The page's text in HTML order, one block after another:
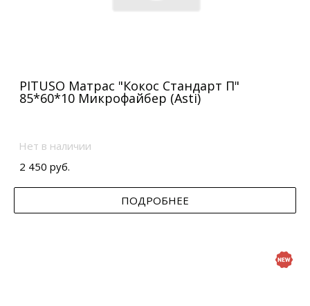
PITUSO Матрас "Кокос Стандарт П"
85*60*10 Микрофайбер (Asti)
Нет в наличии
2 450 руб.
ПОДРОБНЕЕ